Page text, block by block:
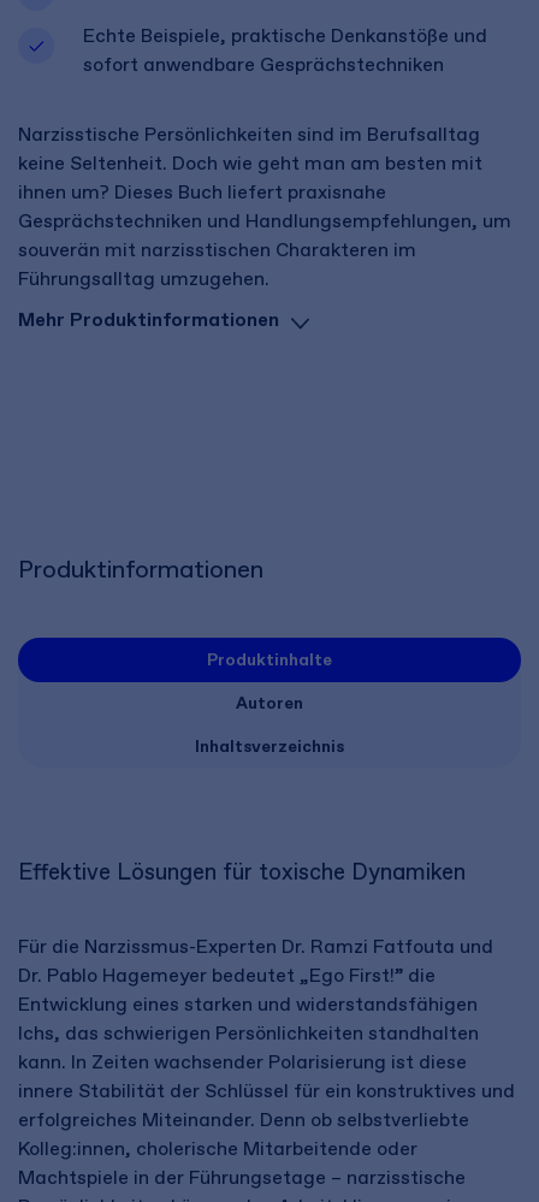
Echte Beispiele, praktische Denkanstöße und
sofort anwendbare Gesprächstechniken
Narzisstische Persönlichkeiten sind im Berufsalltag
keine Seltenheit. Doch wie geht man am besten mit
ihnen um? Dieses Buch liefert praxisnahe
Gesprächstechniken und Handlungsempfehlungen, um
souverän mit narzisstischen Charakteren im
Führungsalltag umzugehen.
Mehr Produktinformationen
Produktinformationen
Produktinhalte
Autoren
Inhaltsverzeichnis
Effektive Lösungen für toxische Dynamiken
Für die Narzissmus-Experten Dr. Ramzi Fatfouta und
Dr. Pablo Hagemeyer bedeutet „Ego First!” die
Entwicklung eines starken und widerstandsfähigen
Ichs, das schwierigen Persönlichkeiten standhalten
kann. In Zeiten wachsender Polarisierung ist diese
innere Stabilität der Schlüssel für ein konstruktives und
erfolgreiches Miteinander. Denn ob selbstverliebte
Kolleg:innen, cholerische Mitarbeitende oder
Machtspiele in der Führungsetage – narzisstische